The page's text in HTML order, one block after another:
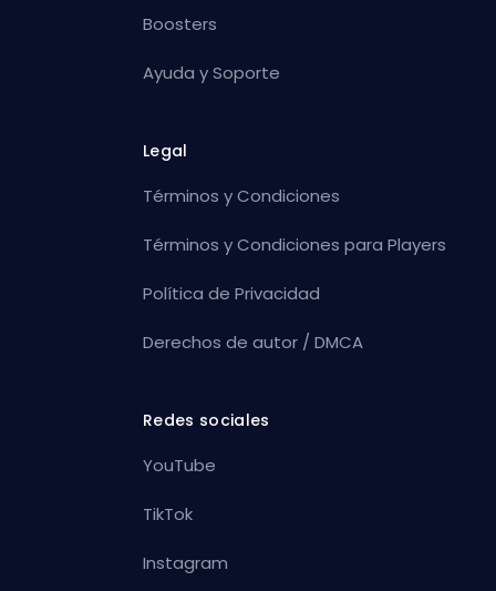
Boosters
Ayuda y Soporte
Legal
Términos y Condiciones
Términos y Condiciones para Players
Política de Privacidad
Derechos de autor / DMCA
Redes sociales
YouTube
TikTok
Instagram